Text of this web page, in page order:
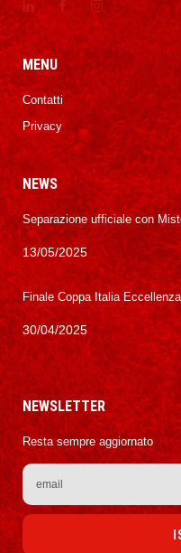
MENU
Contatti
Privacy
NEWS
Separazione ufficiale con
13/05/2025
Finale Coppa Italia
30/04/2025
NEWSLETTER
Resta sempre aggiornato